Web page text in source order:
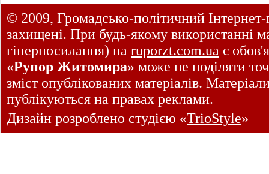
© 2009, Громадсько-політичний
захищені. При будь-якому використанні
гіперпосилання) на ruporzt.com.ua є
«Рупор Житомира» може не поділяти
зміст опублікованих матеріалів.
публікуються на правах реклами.
Дизайн розроблено студією «TrioStyle»